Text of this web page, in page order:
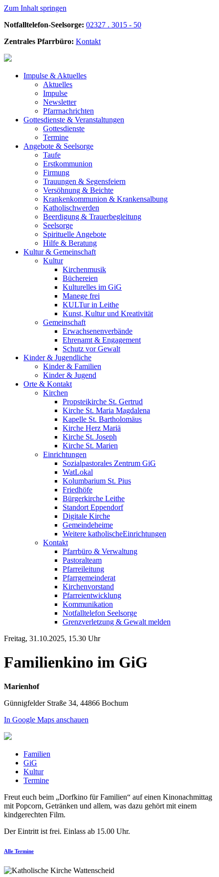
Zum Inhalt springen
Notfalltelefon-Seelsorge: 02327 . 3015 - 50
Zentrales Pfarrbüro: Kontakt
Impulse & Aktuelles
Aktuelles
Impulse
Newsletter
Pfarrnachrichten
Gottesdienste & Veranstaltungen
Gottesdienste
Termine
Angebote & Seelsorge
Taufe
Erstkommunion
Firmung
Trauungen & Segensfeiern
Versöhnung & Beichte
Krankenkommunion & Krankensalbung
Katholischwerden
Beerdigung & Trauerbegleitung
Seelsorge
Spirituelle Angebote
Hilfe & Beratung
Kultur & Gemeinschaft
Kultur
Kirchenmusik
Büchereien
Kulturelles im GiG
Manege frei
KULTur in Leithe
Kunst, Kultur und Kreativität
Gemeinschaft
Erwachsenenverbände
Ehrenamt & Engagement
Schutz vor Gewalt
Kinder & Jugendliche
Kinder & Familien
Kinder & Jugend
Orte & Kontakt
Kirchen
Propsteikirche St. Gertrud
Kirche St. Maria Magdalena
Kapelle St. Bartholomäus
Kirche Herz Mariä
Kirche St. Joseph
Kirche St. Marien
Einrichtungen
Sozialpastorales Zentrum GiG
WatLokal
Kolumbarium St. Pius
Friedhöfe
Bürgerkirche Leithe
Standort Eppendorf
Digitale Kirche
Gemeindeheime
Weitere katholische­­Einrichtungen
Kontakt
Pfarrbüro & Verwaltung
Pastoralteam
Pfarreileitung
Pfarrgemeinderat
Kirchenvorstand
Pfarreientwicklung
Kommunikation
Notfalltelefon Seelsorge
Grenzverletzung & Gewalt melden
Freitag, 31.10.2025, 15.30 Uhr
Familienkino im GiG
Marienhof
Günnigfelder Straße 34, 44866 Bochum
In Google Maps anschauen
Familien
GiG
Kultur
Termine
Freut euch beim „Dorfkino für Familien“ auf einen Kinonachmittag
mit Popcorn, Getränken und allem, was dazu gehört mit einem
kindgerechten Film.
Der Eintritt ist frei. Einlass ab 15.00 Uhr.
Alle Termine